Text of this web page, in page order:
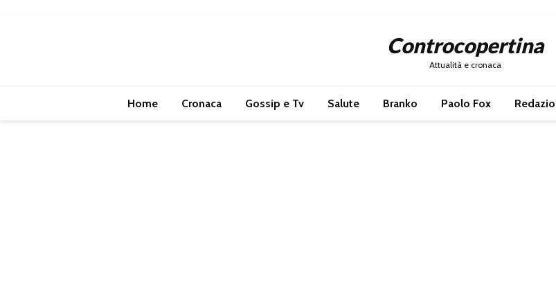
Controcopertina
Attualità e cronaca
Home Cronaca Gossip e Tv Salute Branko Paolo Fox